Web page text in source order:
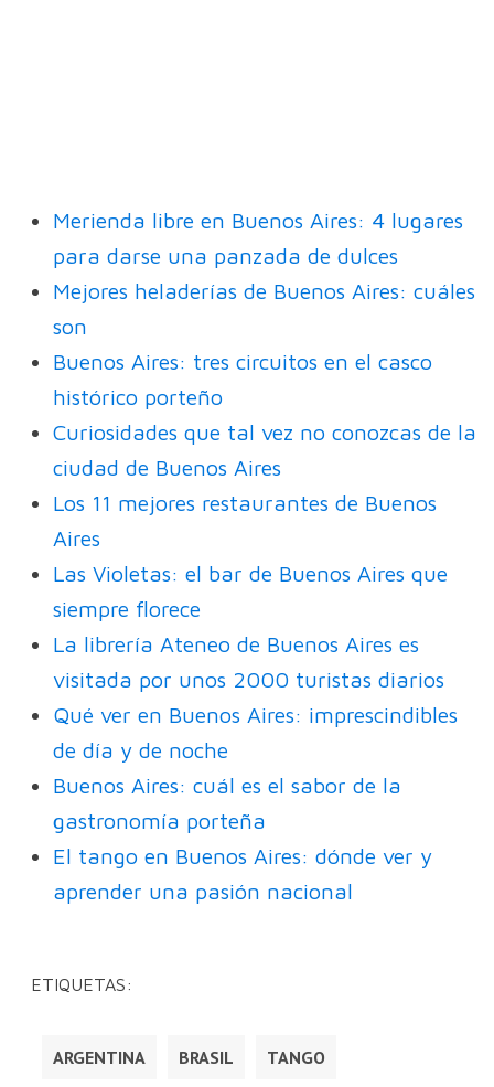
Merienda libre en Buenos Aires: 4 lugares
para darse una panzada de dulces
Mejores heladerías de Buenos Aires: cuáles
son
Buenos Aires: tres circuitos en el casco
histórico porteño
Curiosidades que tal vez no conozcas de la
ciudad de Buenos Aires
Los 11 mejores restaurantes de Buenos
Aires
Las Violetas: el bar de Buenos Aires que
siempre florece
La librería Ateneo de Buenos Aires es
visitada por unos 2000 turistas diarios
Qué ver en Buenos Aires: imprescindibles
de día y de noche
Buenos Aires: cuál es el sabor de la
gastronomía porteña
El tango en Buenos Aires: dónde ver y
aprender una pasión nacional
ETIQUETAS:
ARGENTINA BRASIL TANGO